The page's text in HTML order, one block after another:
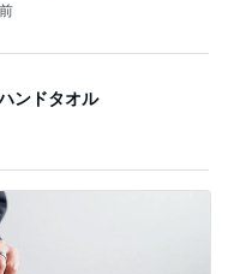
ンドタオル